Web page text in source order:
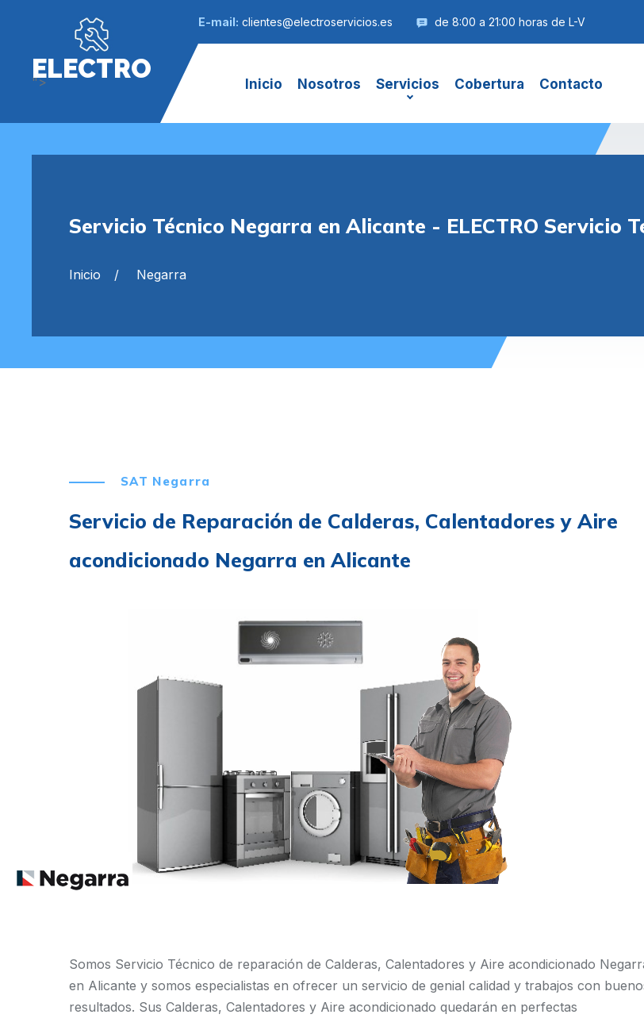
E-mail: clientes@electroservicios.es de 8:00 a 21:00 horas de L-V
ELECTRO
"> Inicio Nosotros Servicios Cobertura Contacto
Servicio Técnico Negarra en Alicante - ELECTRO Servicio
Inicio Negarra
SAT Negarra
Servicio de Reparación de Calderas, Calentadores y Aire
acondicionado Negarra en Alicante
Somos Servicio Técnico de reparación de Calderas, Calentadores y Aire acondicionado
en Alicante y somos especialistas en ofrecer un servicio de genial calidad y trabajos con
resultados. Sus Calderas, Calentadores y Aire acondicionado quedarán en perfectas